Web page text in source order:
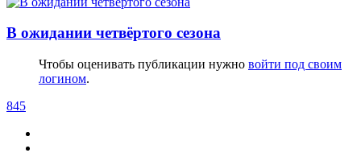
В ожидании четвёртого сезона
Чтобы оценивать публикации нужно войти под своим
логином.
845